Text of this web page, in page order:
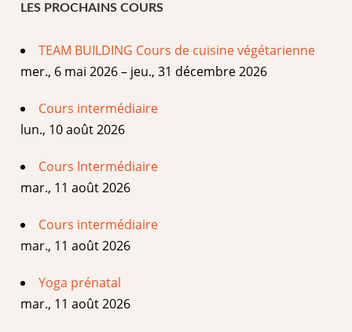
LES PROCHAINS COURS
TEAM BUILDING Cours de cuisine végétarienne
mer., 6 mai 2026 – jeu., 31 décembre 2026
Cours intermédiaire
lun., 10 août 2026
Cours Intermédiaire
mar., 11 août 2026
Cours intermédiaire
mar., 11 août 2026
Yoga prénatal
mar., 11 août 2026